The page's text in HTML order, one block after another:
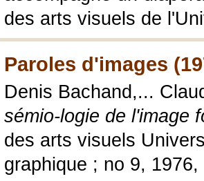
des arts visuels de
Paroles d'images
Denis Bachand,...
sémio-logie de l'image
des arts visuels
graphique ; no 9,